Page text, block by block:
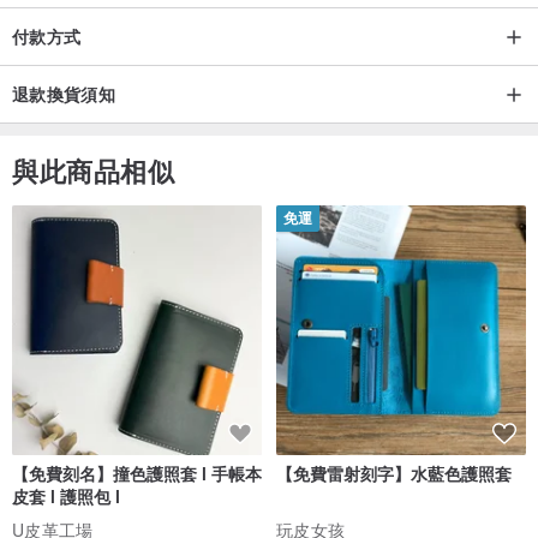
付款方式
退款換貨須知
與此商品相似
【免費刻名】撞色護照套 l 手帳本
皮套 l 護照包 l
U皮革工場
免運
【免費雷射刻字】水藍色護照套
玩皮女孩